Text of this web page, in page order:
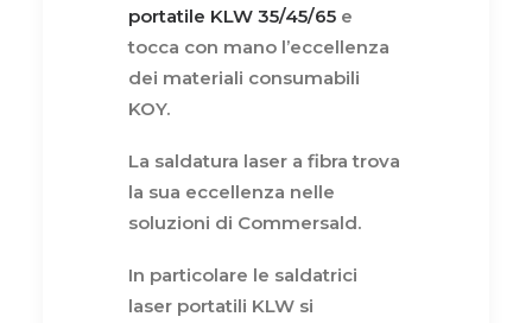
portatile KLW 35/45/65 e
tocca con mano l’eccellenza
dei materiali consumabili
KOY.
La saldatura laser a fibra trova
la sua eccellenza nelle
soluzioni di Commersald.
In particolare le saldatrici
laser portatili KLW si